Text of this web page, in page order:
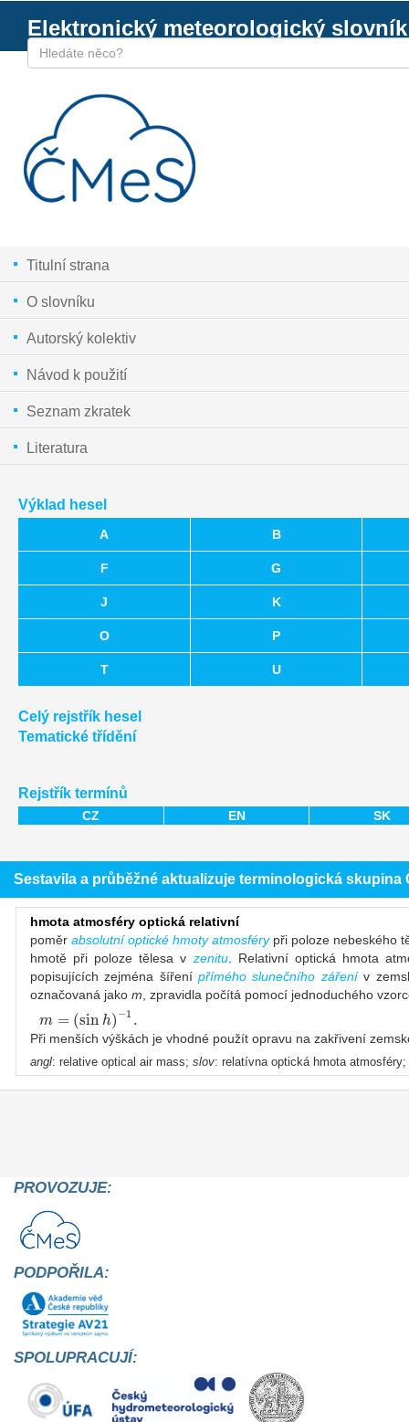
Elektronický meteorologický slovník
Titulní strana
O slovníku
Autorský kolektiv
Návod k použití
Seznam zkratek
Literatura
Výklad hesel
A B
F G
J K
O P
T U
Celý rejstřík hesel
Tematické třídění
Rejstřík termínů
CZ EN SK
Sestavila a průběžné aktualizuje terminologická
hmota atmosféry optická relativní
poměr absolutní optické hmoty atmosférypři poloze nebeského
hmotě při poloze tělesa v zenitu. Relativní optická hmota
popisujících zejména šířenípřímého slunečního zářenív
označovaná jako m , zpravidla počítá pomocí jednoduchého
m =(sinh)−1 .
Při menších výškách je vhodné použít opravu na zakřivení
angl: relative optical air mass; slov: relatívna optická hmota atmosféry;
PROVOZUJE:
PODPOŘILA:
SPOLUPRACUJÍ: